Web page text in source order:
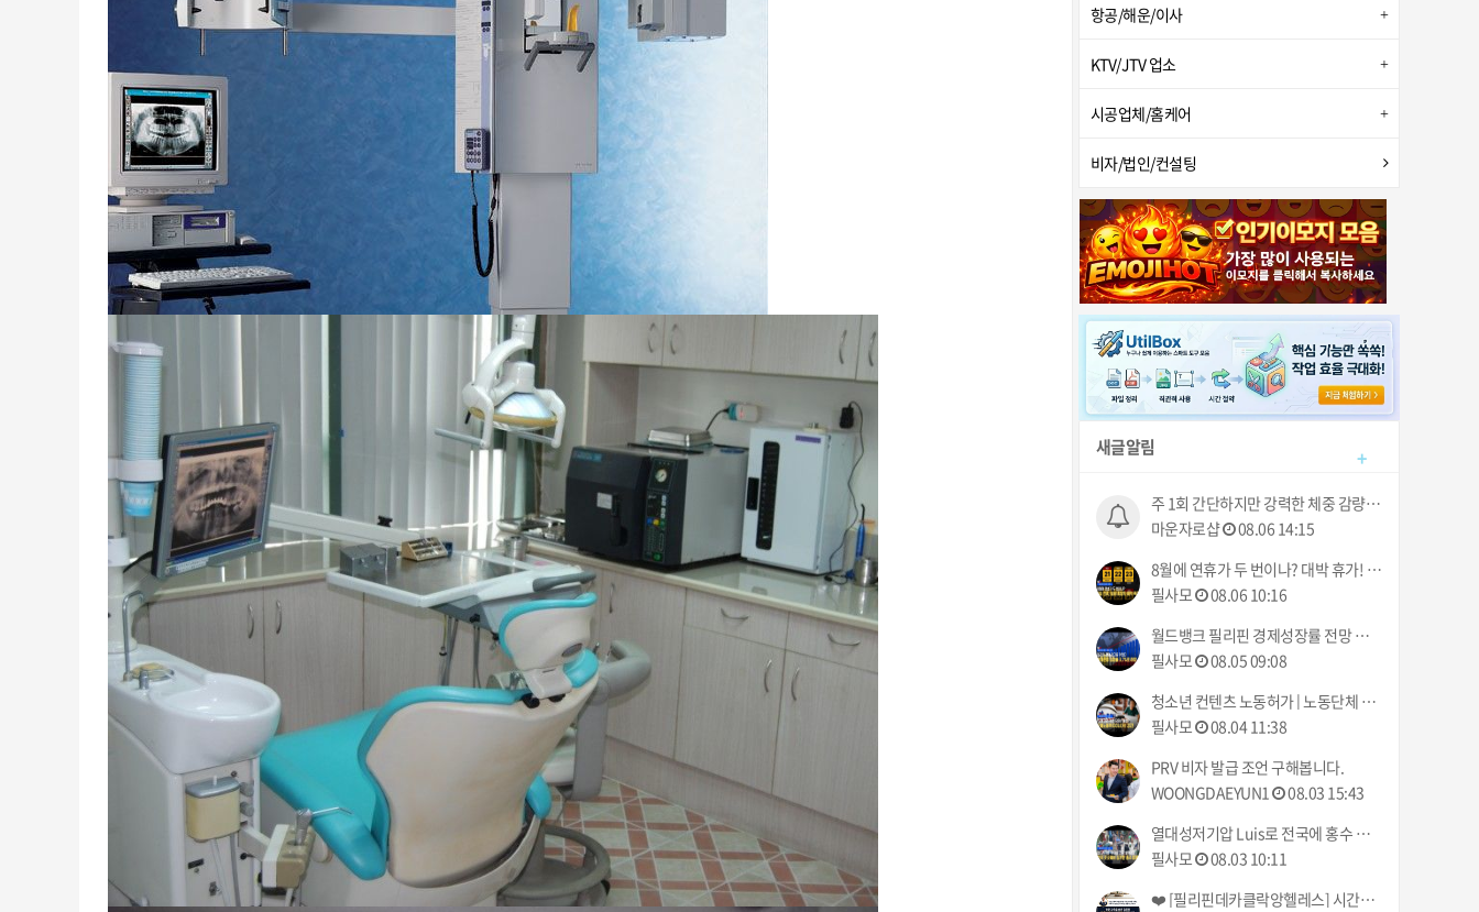
항공/해운/이사
KTV/JTV 업소
시공업체/홈케어
비자/법인/컨설팅
+
새글알림
주 1회 간단하지만 강력한 체중 감량, 마운자로 샵
마운자로샵
08.06 14:15
8월에 연휴가 두 번이나? 대박 휴가! | 폭풍 메이메이 북부 상륙 | 필리핀동포방송 | 필리핀한인방송 | 필리핀뉴스룸
필사모
08.06 10:16
월드뱅크 필리핀 경제성장률 전망 하향 | 운전자 노조 파업 예고 8월 10일부터 | 필리핀동포방송 | 필리핀한인방송 | 필리핀뉴스룸
필사모
08.05 09:08
청소년 컨텐츠 노동허가 | 노동단체 최저임금 85페소 인상 탄원서 제출 | 필리핀동포방송 | 필리핀한인방송 | 필리핀뉴스룸
필사모
08.04 11:38
PRV 비자 발급 조언 구해봅니다.
WOONGDAEYUN1
08.03 15:43
열대성저기압 Luis로 전국에 홍수 피해 | 최저임금 85페소 인상, 결국 시행될 것 | 필리핀동포방송 | 필리핀한인방송 | 필리핀뉴스룸
필사모
08.03 10:11
❤️ [필리핀데카클락앙헬레스] 시간제입주이사거주부분원룸건물사무실집 출장청소업체 클리닝업 아떼아줌마 청소부 비용추천! (가사도우미전문서비스) ❤️